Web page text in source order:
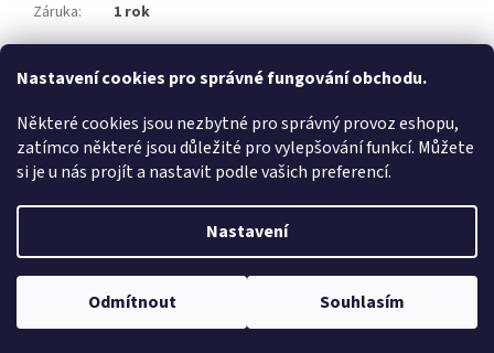
Nastavení cookies pro správné fungování obchodu.
Některé cookies jsou nezbytné pro správný provoz eshopu,
zatímco některé jsou důležité pro vylepšování funkcí. Můžete
si je u nás projít a nastavit podle vašich preferencí.
Nastavení
Odmítnout Souhlasím
Záruka: 1 rok
Copyright 2026www.drencovacipumpa.cz. Všechna práva
vyhrazena.
Upravit nastavení cookies